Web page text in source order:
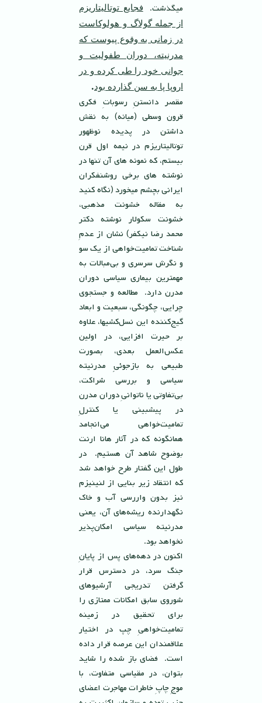
میگذشت.فجايع توتاليتاريزم
از جمله گولاگ و هولوکاست
در زمانی به وقوع پیوست که
مدرنيته، دوران طفوليت و
جوانى خود را طى كرده و در
اروپا پا به سن گذارده بود.
مقصر دانستنِ رسوباتِ فكرى
قرون وسطى (میانه) به نقش
داشتن در پديده نوظهور
توتاليتاريزم در نیمه اول قرن
بيستم، كه نمونه هاى آن تنها در
نوشته هاى برخى روشنفكران
ايرانى بچشم ميخورد (نگاه كنيد
به مقاله خشونت مذهبى،
خشونت سكولار نوشته دكتر
محمد رضا نيكفر) نشان از عدمِ
شناخت تمامیت‌خواهی از یک سو
و نگرش سرسری و بی‌مبالات به
مهمترین بیماری سیاسی دوران
مدرن دارد. مطالعه و جستجوى
چرايى، چگونگى، سبعيت و ابعاد
گيج‌كننده اين نسل‌كشيها، علاوه
بر حيرت افزايى، در اولين
عكس‌العمل بعدى، بصورت
طبيعى به بازجوئىِِ مدرنيته
سياسى و بررسى شراكت،
بى‌تفاوتى يا ناتوانىِ دوران مدرن
در پیشبینی یا كنترلِ
تماميت‌خواهى مى‌انجامد
همانگونه كه در آثار هانا ارنت
بوضوح شاهد آن هستيم. در
طول این گفتار طرح خواهد شد
که انتقاد زیر بنایی از لنینیزم
نیز بدون واررسی آب و خاک
نگهدارنده ریشه‌های آن، یعنی
مدرنیته سیاسی امکان‌پذیر
نخواهد بود.
اكنون در دهه‌هاى پس از پايانِ
جنگ سرد، در دسترس قرار
گرفتن تدريجى آرشيوهاى
شوروى سابق امكانات ممتازی را
براى تحقيق در زمينه
تماميت‌خواهىِ چپ در اختيار
علاقمندان اين عرصه قرار داده
است. فضاى باز شده را شايد
بتوان، در مقياسى متفاوت، با
موجِ چاپِ خاطرات مهاجرت اعضاى